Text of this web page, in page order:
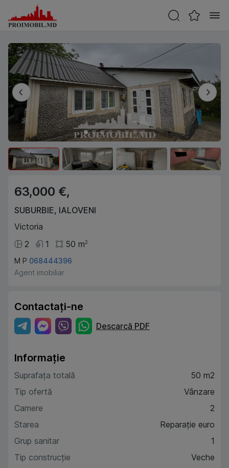
63,000 €,
SUBURBIE, IALOVENI
Victoria
2
1 50 m2
M P 068444396
Agent imobiliar
Contactați-ne
Descarcă PDF
Informație
Suprafața totală
50 m2
Tip ofertă
Vânzare
Camere
2
Starea
Reparație euro
Grup sanitar
1
Tip construcție
Veche